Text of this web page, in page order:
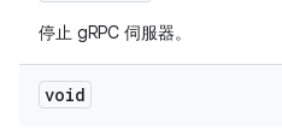
停止 gRPC 伺服器。
void